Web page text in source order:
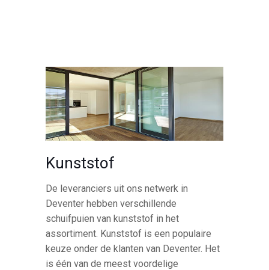
Kunststof
De leveranciers uit ons netwerk in
Deventer hebben verschillende
schuifpuien van kunststof in het
assortiment. Kunststof is een populaire
keuze onder de klanten van Deventer. Het
is één van de meest voordelige